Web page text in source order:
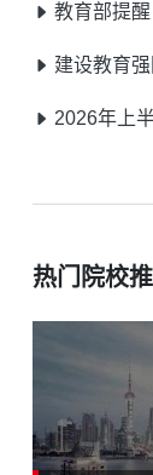
教育部提醒
建设教育
2026年上半
热门院校